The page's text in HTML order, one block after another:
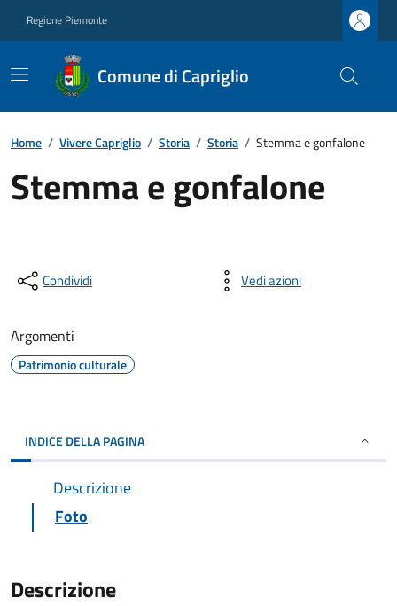
Regione Piemonte
Comune di Capriglio
Home / Vivere Capriglio / Storia / Storia / Stemma e gonfalone
Stemma e gonfalone
Condividi Vedi azioni
Argomenti
Patrimonio culturale
INDICE DELLA PAGINA
Descrizione
Foto
Descrizione